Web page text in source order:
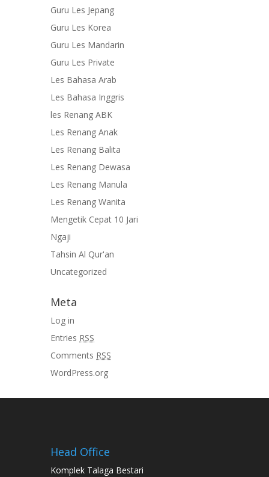
Guru Les Jepang
Guru Les Korea
Guru Les Mandarin
Guru Les Private
Les Bahasa Arab
Les Bahasa Inggris
les Renang ABK
Les Renang Anak
Les Renang Balita
Les Renang Dewasa
Les Renang Manula
Les Renang Wanita
Mengetik Cepat 10 Jari
Ngaji
Tahsin Al Qur'an
Uncategorized
Meta
Log in
Entries RSS
Comments RSS
WordPress.org
Head Office
Komplek Talaga Bestari